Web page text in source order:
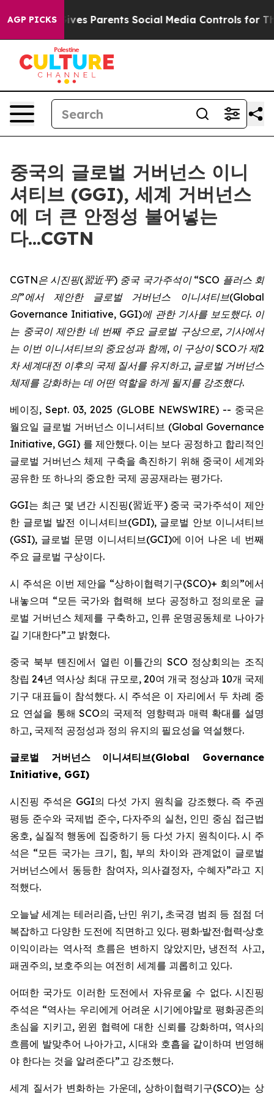
AGP PICKS
Brazil Gives Parents Social Media Controls for Their
중국의 글로벌 거버넌스 이니
셔티브 (GGI), 세계 거버넌스
에 더 큰 안정성 불어넣는
다...CGTN
CGTN은 시진핑(習近平) 중국 국가주석이“SCO 플러스 회
의”에서 제안한 글로벌 거버넌스 이니셔티브(Global
Governance Initiative, GGI)에 관한 기사를 보도했다. 이
는 중국이 제안한 네 번째 주요 글로벌 구상으로, 기사에서
는 이번 이니셔티브의 중요성과 함께, 이 구상이SCO가 제2
차 세계대전 이후의 국제 질서를 유지하고, 글로벌 거버넌스
체제를 강화하는 데 어떤 역할을 하게 될지를 강조했다.
베이징, Sept. 03, 2025 (GLOBE NEWSWIRE) -- 중국은
월요일 글로벌 거버넌스 이니셔티브 (Global Governance
Initiative, GGI) 를 제안했다. 이는 보다 공정하고 합리적인
글로벌 거버넌스 체제 구축을 촉진하기 위해 중국이 세계와
공유한 또 하나의 중요한 국제 공공재라는 평가다.
GGI는 최근 몇 년간 시진핑(習近平) 중국 국가주석이 제안
한 글로벌 발전 이니셔티브(GDI), 글로벌 안보 이니셔티브
(GSI), 글로벌 문명 이니셔티브(GCI)에 이어 나온 네 번째
주요 글로벌 구상이다.
시 주석은 이번 제안을 “상하이협력기구(SCO)+ 회의”에서
내놓으며 “모든 국가와 협력해 보다 공정하고 정의로운 글
로벌 거버넌스 체제를 구축하고, 인류 운명공동체로 나아가
길 기대한다”고 밝혔다.
중국 북부 톈진에서 열린 이틀간의 SCO 정상회의는 조직
창립 24년 역사상 최대 규모로, 20여 개국 정상과 10개 국제
기구 대표들이 참석했다. 시 주석은 이 자리에서 두 차례 중
요 연설을 통해 SCO의 국제적 영향력과 매력 확대를 설명
하고, 국제적 공정성과 정의 유지의 필요성을 역설했다.
글로벌 거버넌스 이니셔티브(Global Governance
Initiative, GGI)
시진핑 주석은 GGI의 다섯 가지 원칙을 강조했다. 즉 주권
평등 준수와 국제법 준수, 다자주의 실천, 인민 중심 접근법
옹호, 실질적 행동에 집중하기 등 다섯 가지 원칙이다. 시 주
석은 “모든 국가는 크기, 힘, 부의 차이와 관계없이 글로벌
거버넌스에서 동등한 참여자, 의사결정자, 수혜자”라고 지
적했다.
오늘날 세계는 테러리즘, 난민 위기, 초국경 범죄 등 점점 더
복잡하고 다양한 도전에 직면하고 있다. 평화·발전·협력·상호
이익이라는 역사적 흐름은 변하지 않았지만, 냉전적 사고,
패권주의, 보호주의는 여전히 세계를 괴롭히고 있다.
어떠한 국가도 이러한 도전에서 자유로울 수 없다. 시진핑
주석은 “역사는 우리에게 어려운 시기에야말로 평화공존의
초심을 지키고, 윈윈 협력에 대한 신뢰를 강화하며, 역사의
흐름에 발맞추어 나아가고, 시대와 호흡을 같이하며 번영해
야 한다는 것을 알려준다”고 강조했다.
세계 질서가 변화하는 가운데, 상하이협력기구(SCO)는 상